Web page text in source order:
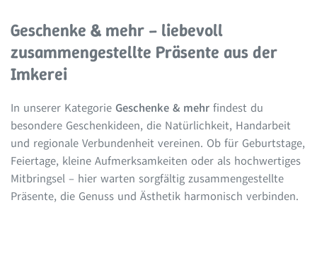
Geschenke & mehr – liebevoll
zusammengestellte Präsente aus der
Imkerei
In unserer Kategorie Geschenke & mehr findest du
besondere Geschenkideen, die Natürlichkeit, Handarbeit
und regionale Verbundenheit vereinen. Ob für Geburtstage,
Feiertage, kleine Aufmerksamkeiten oder als hochwertiges
Mitbringsel – hier warten sorgfältig zusammengestellte
Präsente, die Genuss und Ästhetik harmonisch verbinden.